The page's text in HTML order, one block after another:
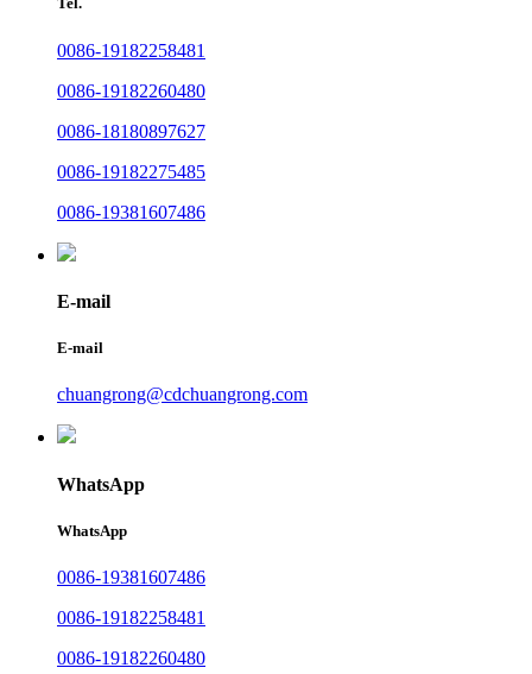
0086-19182258481
0086-19182260480
0086-18180897627
0086-19182275485
0086-19381607486
E-mail
E-mail
chuangrong@cdchuangrong.com
WhatsApp
WhatsApp
0086-19381607486
0086-19182258481
0086-19182260480